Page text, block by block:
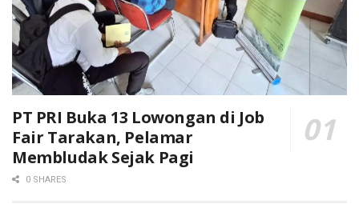
PT PRI Buka 13 Lowongan di Job
Fair Tarakan, Pelamar
Membludak Sejak Pagi
0 SHARES